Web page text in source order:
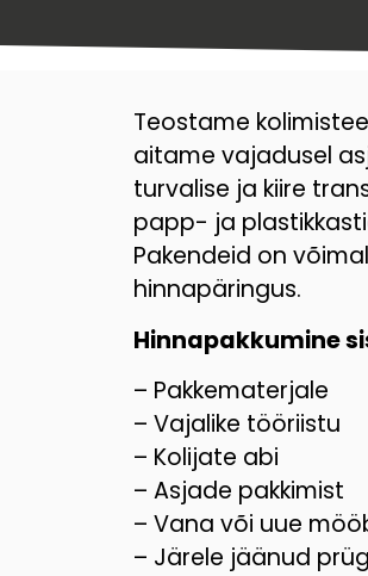
Teostame
aitame vajadusel
turvalise ja kiire
papp- ja
Pakendeid on
hinnapäringus.
Hinnapakkumine
– Pakkematerjale
– Vajalike tööriistu
– Kolijate abi
– Asjade pakkimist
– Vana või uue
– Järele jäänud